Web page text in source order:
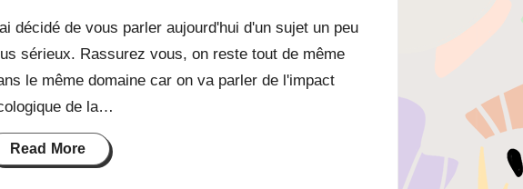
décidé de vous parler aujourd'hui d'un sujet un peu
sérieux. Rassurez vous, on reste tout de même
le même domaine car on va parler de l'impact
de la…
Read More